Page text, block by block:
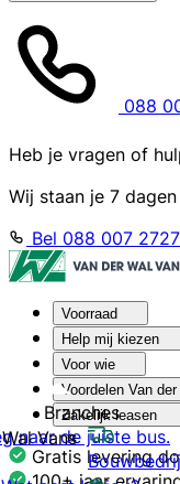
088
Heb je vragen of
Wij staan je 7
Bel 088 007 2727
Voorraad
Help mij kiezen
naar de juiste bus.
Voor wie
Branches
Voordelen Van
Vans
Zakelijk leasen
Gratis levering